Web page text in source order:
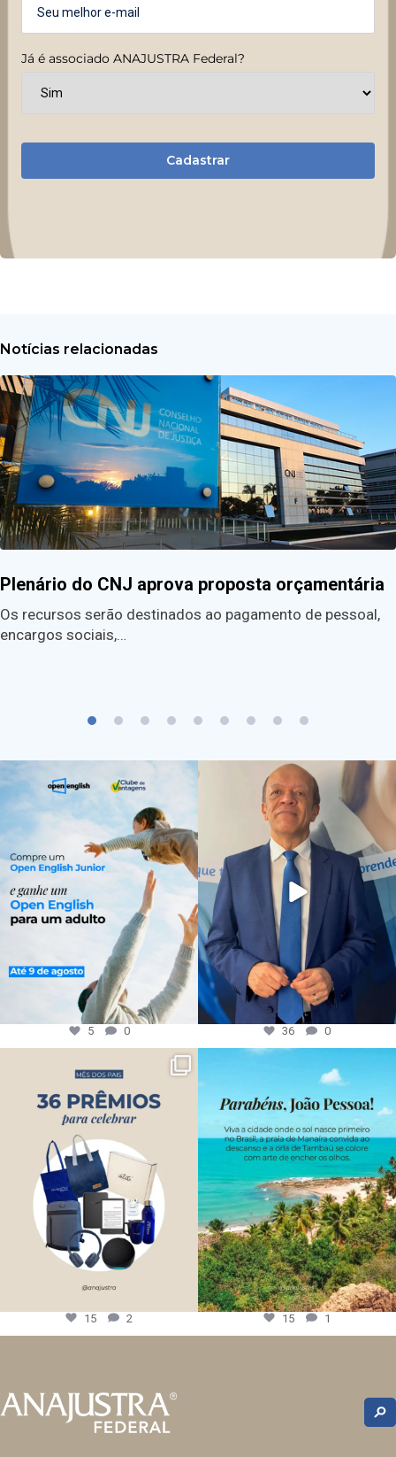
Já é associado ANAJUSTRA Federal?
Cadastrar
Notícias relacionadas
Plenário do CNJ aprova proposta orçamentária
Os recursos serão destinados ao pagamento de pessoal,
encargos sociais,…
5 0 36 0
15 2 15 1